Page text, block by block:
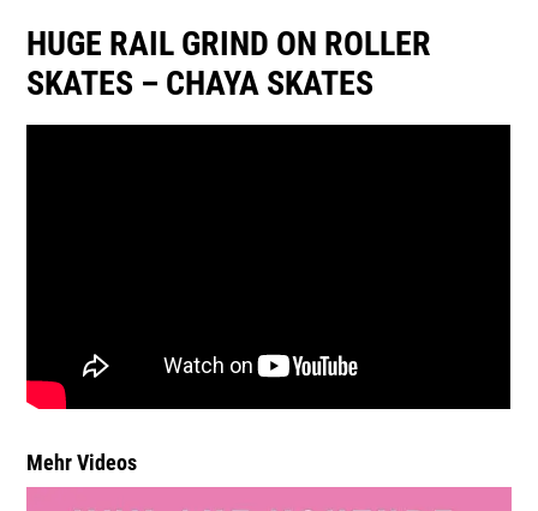
HUGE RAIL GRIND ON ROLLER
SKATES – CHAYA SKATES
Mehr Videos